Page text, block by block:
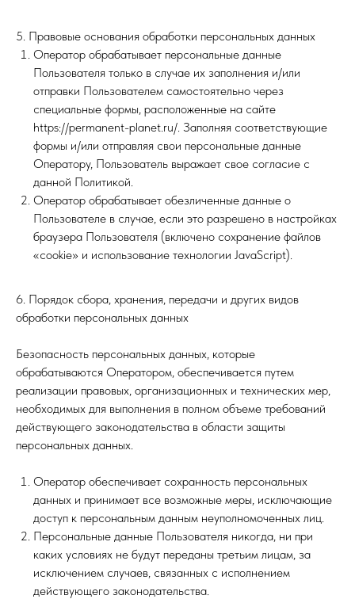
5. Правовые основания обработки персональных данных
Оператор обрабатывает персональные данные
Пользователя только в случае их заполнения и/или
отправки Пользователем самостоятельно через
специальные формы, расположенные на сайте
https://permanent-planet.ru/. Заполняя соответствующие
формы и/или отправляя свои персональные данные
Оператору, Пользователь выражает свое согласие с
данной Политикой.
Оператор обрабатывает обезличенные данные о
Пользователе в случае, если это разрешено в настройках
браузера Пользователя (включено сохранение файлов
«cookie» и использование технологии JavaScript).
6. Порядок сбора, хранения, передачи и других видов
обработки персональных данных
Безопасность персональных данных, которые
обрабатываются Оператором, обеспечивается путем
реализации правовых, организационных и технических мер,
необходимых для выполнения в полном объеме требований
действующего законодательства в области защиты
персональных данных.
Оператор обеспечивает сохранность персональных
данных и принимает все возможные меры, исключающие
доступ к персональным данным неуполномоченных лиц.
Персональные данные Пользователя никогда, ни при
каких условиях не будут переданы третьим лицам, за
исключением случаев, связанных с исполнением
действующего законодательства.